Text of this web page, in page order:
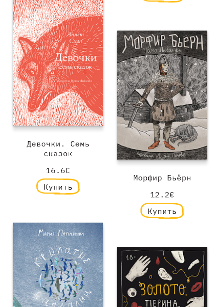
Девочки. Семь
сказок
16.6€
Купить
Морфир Бьёрн
12.2€
Купить